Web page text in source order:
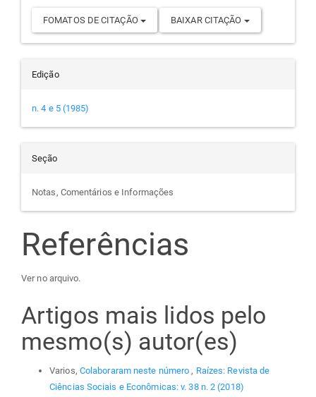
FOMATOS DE CITAÇÃO BAIXAR CITAÇÃO
Edição
n. 4 e 5 (1985)
Seção
Notas, Comentários e Informações
Referências
Ver no arquivo.
Artigos mais lidos pelo
mesmo(s) autor(es)
Varios, Colaboraram neste número, Raízes: Revista de
Ciências Sociais e Econômicas: v. 38 n. 2 (2018)